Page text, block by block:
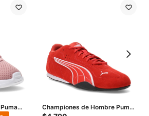
Championes de Hombre Puma